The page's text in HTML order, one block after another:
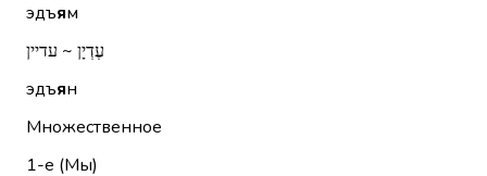
эдъям
עֶדְיָן ~ עדיין
эдъян
Множественное
1-е (Мы)